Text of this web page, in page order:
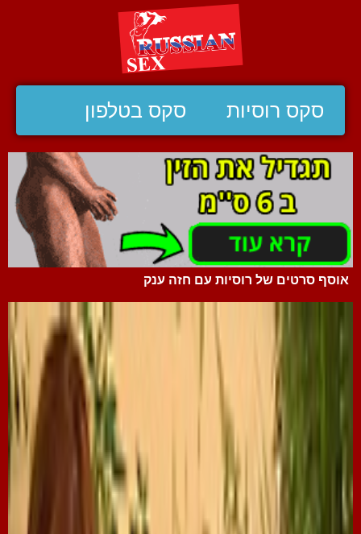
סקס רוסיות סקס בטלפון
אוסף סרטים של רוסיות עם חזה ענק